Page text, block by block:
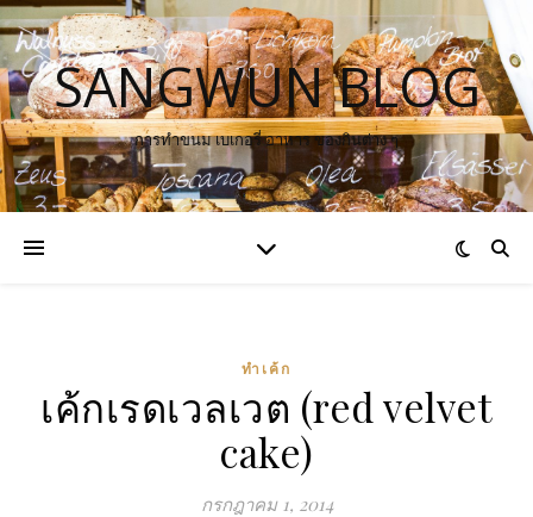
SANGWUN BLOG
การทำขนม เบเกอรี่ อาหาร ของกินต่าง ๆ
ทำเค้ก
เค้กเรดเวลเวต (red velvet
cake)
กรกฎาคม 1, 2014